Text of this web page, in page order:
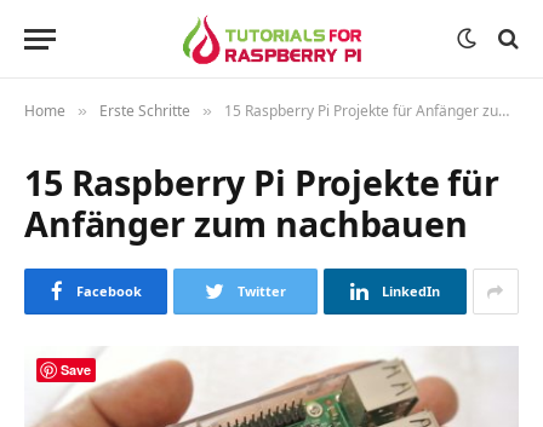
Home » Erste Schritte » 15 Raspberry Pi Projekte für Anfänger zum nachbauen
15 Raspberry Pi Projekte für
Anfänger zum nachbauen
Facebook Twitter LinkedIn
Save